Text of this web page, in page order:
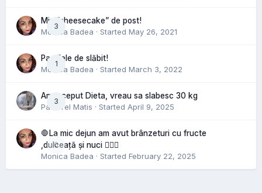
3
Mini”cheesecake” de post!
Monica Badea · Started May 26, 2021
1
Pastilele de slăbit!
Monica Badea · Started March 3, 2022
3
Am inceput Dieta, vreau sa slabesc 30 kg
Pastorel Matis · Started April 9, 2025
0
🛑La mic dejun am avut brânzeturi cu fructe
,dulceață și nuci 🤷🏻‍♀️
Monica Badea · Started February 22, 2025